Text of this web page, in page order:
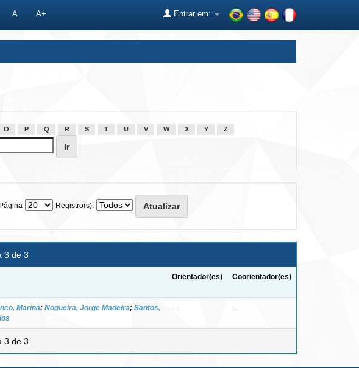
A A+ Entrar em:
O P Q R S T U V W X Y Z
Registro(s):
3 de 3
Orientador(es) Coorientador(es)
Marina; Nogueira, Jorge Madeira; Santos,
- -
3 de 3